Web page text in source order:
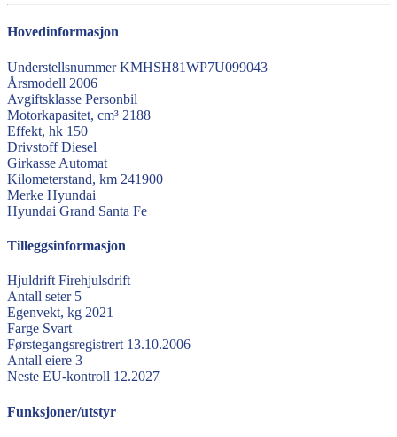
Hovedinformasjon
Understellsnummer KMHSH81WP7U099043
Årsmodell 2006
Avgiftsklasse Personbil
Motorkapasitet, cm³ 2188
Effekt, hk 150
Drivstoff Diesel
Girkasse Automat
Kilometerstand, km 241900
Merke Hyundai
Hyundai Grand Santa Fe
Tilleggsinformasjon
Hjuldrift Firehjulsdrift
Antall seter 5
Egenvekt, kg 2021
Farge Svart
Førstegangsregistrert 13.10.2006
Antall eiere 3
Neste EU-kontroll 12.2027
Funksjoner/utstyr